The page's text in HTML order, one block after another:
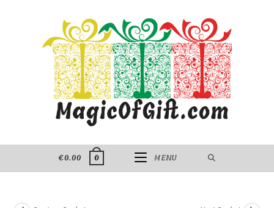
€0.00 0 MENU